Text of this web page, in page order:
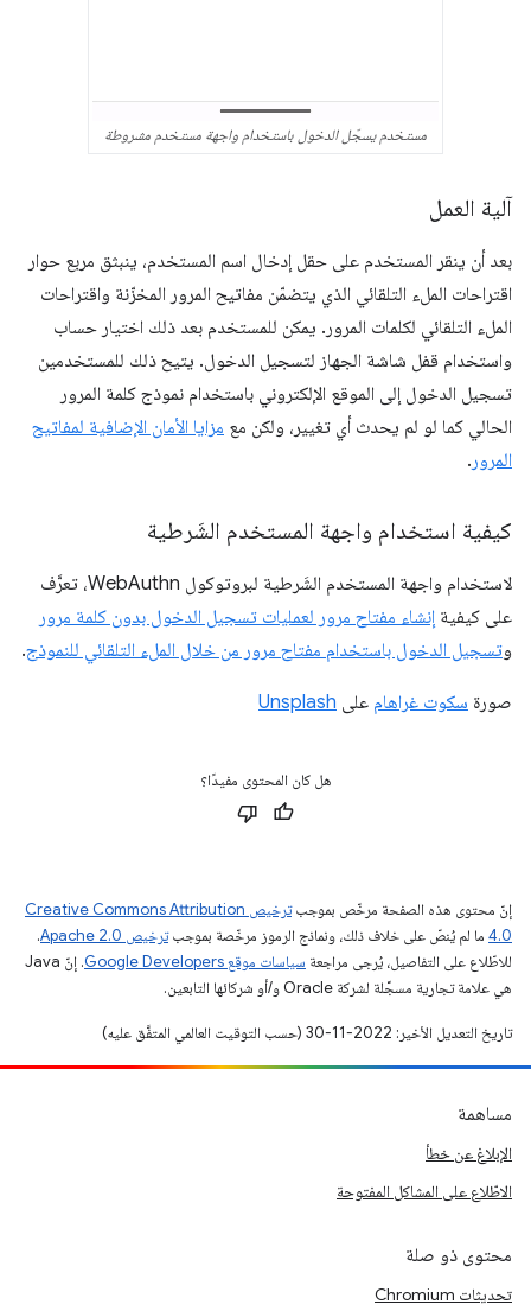
مستخدم يسجّل الدخول باستخدام واجهة مستخدم مشروطة
آلية العمل
بعد أن ينقر المستخدم على حقل إدخال اسم المستخدم، ينبثق مربع حوار
اقتراحات الملء التلقائي الذي يتضمّن مفاتيح المرور المخزّنة واقتراحات
الملء التلقائي لكلمات المرور. يمكن للمستخدم بعد ذلك اختيار حساب
واستخدام قفل شاشة الجهاز لتسجيل الدخول. يتيح ذلك للمستخدمين
تسجيل الدخول إلى الموقع الإلكتروني باستخدام نموذج كلمة المرور
الحالي كما لو لم يحدث أي تغيير، ولكن مع مزايا الأمان الإضافية لمفاتيح
المرور .
كيفية استخدام واجهة المستخدم الشَرطية
لاستخدام واجهة المستخدم الشَرطية لبروتوكول WebAuthn، تعرَّف
على كيفية إنشاء مفتاح مرور لعمليات تسجيل الدخول بدون كلمة مرور
وتسجيل الدخول باستخدام مفتاح مرور من خلال الملء التلقائي للنموذج.
صورة سكوت غراهام على Unsplash
هل كان المحتوى مفيدًا؟
إنّ محتوى هذه الصفحة مرخّص بموجب
ترخيص Creative Commons Attribution
4.0‏ ما لم يُنصّ على خلاف ذلك، ونماذج الرموز مرخّصة بموجبترخيص Apache 2.0‏
.
للاطّلاع على التفاصيل، يُرجى مراجعة سياسات موقع Google Developers‏
. إنّ Java
هي علامة تجارية مسجَّلة لشركة Oracle و/أو شركائها التابعين.
تاريخ التعديل الأخير: 2022-11-30 (حسب التوقيت العالمي المتفَّق عليه)
مساهمة
الإبلاغ عن خطأ
الاطّلاع على المشاكل المفتوحة
محتوى ذو صلة
تحديثات Chromium